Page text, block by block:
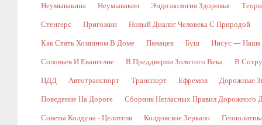
Неумывакина Неумывакин Эндоэкология Здоровья
Стенгерс Пригожин Новый Диалог Человека С Природой
Как Стать Хозяином В Доме Панацея Буш Иисус — Наша
Соловьев И Евангелие В Преддверии Золотого Века В
ПДД Автотранспорт Транспорт Ефремов Дорожные
Поведение На Дороге Сборник Негласных Правил Дорожного
Советы Колдуна - Целителя Колдовское Зеркало